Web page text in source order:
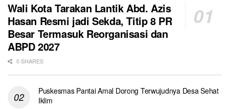
Wali Kota Tarakan Lantik Abd. Azis
Hasan Resmi jadi Sekda, Titip 8 PR
Besar Termasuk Reorganisasi dan
ABPD 2027
0 SHARES
Puskesmas Pantai Amal Dorong Terwujudnya Desa Sehat
Iklim